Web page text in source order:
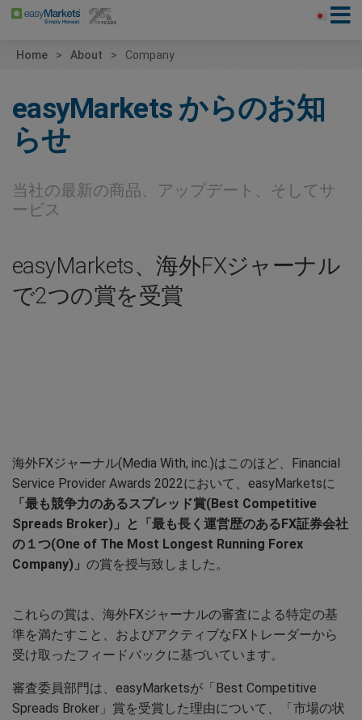
Home About Company
easyMarkets からのお知
らせ
当社の最新の商品、アップデート、そしてサ
ービス
easyMarkets、海外FXジャーナル
で2つの賞を受賞
海外FXジャーナル(Media With, inc.)はこのほど、Financial
Service Provider Awards 2022において、easyMarketsに
「最も競争力のあるスプレッド賞(Best Competitive
Spreads Broker)」と「最も長く運営歴のあるFX証券会社
の１つ(One of The Most Longest Running Forex
Company)」 の賞を授与致しました。
これらの賞は、海外FXジャーナルの審査による特定の基
準を満たすこと、およびアクティブなFXトレーダーから
受け取ったフィードバックに基づいています。
審査委員部門は、easyMarketsが「Best Competitive
Spreads Broker」賞を受賞した理由について、「市場の状